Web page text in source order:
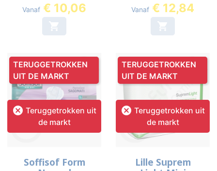
Vanaf € 10,06

Vanaf € 12,84

 Teruggetrokken uit
de markt
Soffisof Form
TERUGGETROKKEN
UIT DE MARKT
 Teruggetrokken uit
de markt
Lille Suprem
TERUGGETROKKEN
UIT DE MARKT